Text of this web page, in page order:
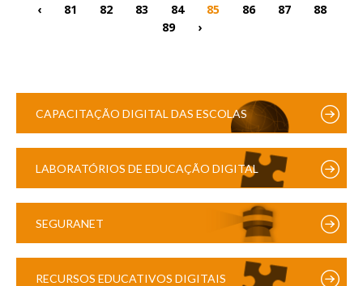
‹ 81 82 83 84 85 86 87
88
89
›
CAPACITAÇÃO DIGITAL DAS ESCOLAS
LABORATÓRIOS DE EDUCAÇÃO DIGITAL
SEGURANET
RECURSOS EDUCATIVOS DIGITAIS